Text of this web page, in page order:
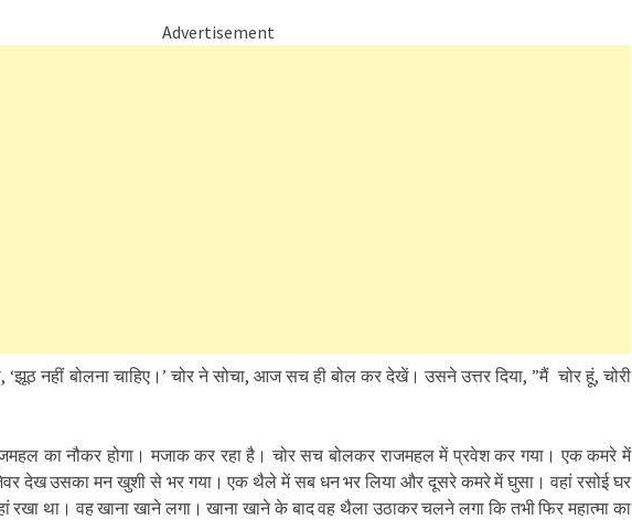
Advertisement
‘झूठ नहीं बोलना चाहिए।’ चोर ने सोचा, आज सच ही बोल कर देखें। उसने उत्तर दिया, ”मैं चोर हूं, चोरी
का नौकर होगा। मजाक कर रहा है। चोर सच बोलकर राजमहल में प्रवेश कर गया। एक कमरे में
देख उसका मन खुशी से भर गया। एक थैले में सब धन भर लिया और दूसरे कमरे में घुसा। वहां रसोई घर
था। वह खाना खाने लगा। खाना खाने के बाद वह थैला उठाकर चलने लगा कि तभी फिर महात्मा का